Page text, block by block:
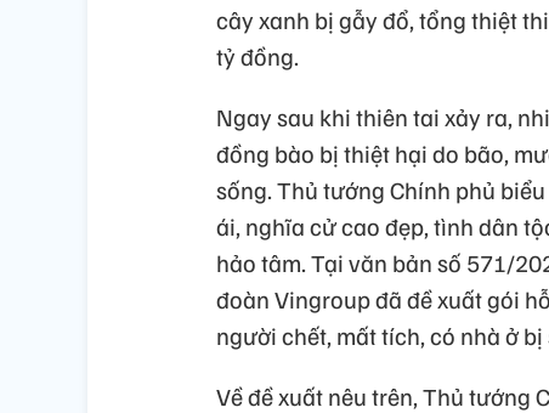
cây xanh bị gẫy đổ, tổng thiệt
tỷ đồng.
Ngay sau khi thiên tai xảy ra,
đồng bào bị thiệt hại do bão,
sống. Thủ tướng Chính phủ
ái, nghĩa cử cao đẹp, tình dân
hảo tâm. Tại văn bản số 571/
đoàn Vingroup đã đề xuất gói
người chết, mất tích, có nhà ở
Về đề xuất nêu trên, Thủ tướng